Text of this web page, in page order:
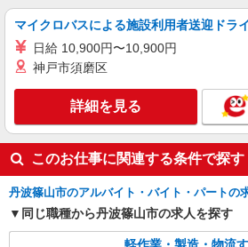
キープ
マイクロバスによる施設利用者送迎ドラ
日給 10,900円〜10,900円
神戸市須磨区
詳細を見る
このお仕事に関連する条件で探す
丹波篠山市のアルバイト・バイト・パートの
同じ職種から丹波篠山市の求人を探す